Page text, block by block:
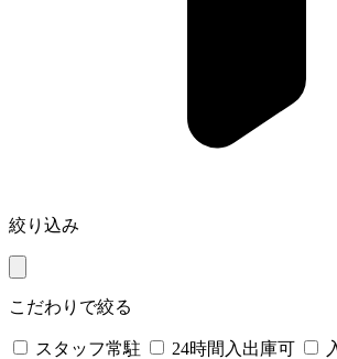
絞り込み
こだわりで絞る
スタッフ常駐 24時間入出庫可